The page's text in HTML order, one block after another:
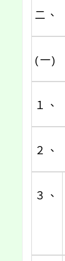
二、
(一)
１、
２、
３、